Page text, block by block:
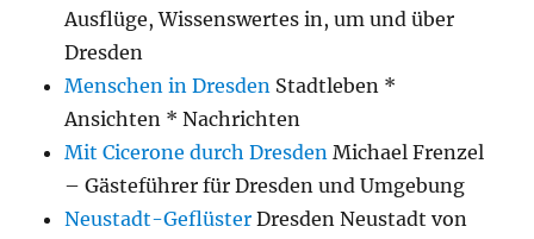
Ausflüge, Wissenswertes in, um und über
Dresden
Menschen in Dresden Stadtleben *
Ansichten * Nachrichten
Mit Cicerone durch Dresden Michael Frenzel
– Gästeführer für Dresden und Umgebung
Neustadt-Geflüster Dresden Neustadt von